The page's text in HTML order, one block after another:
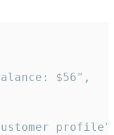
$56",